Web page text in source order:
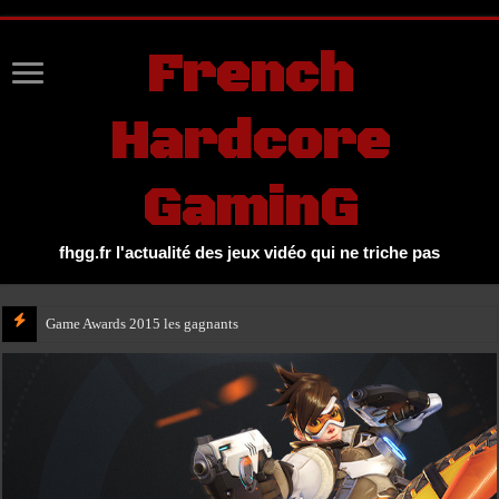
French
Hardcore
GaminG
fhgg.fr l'actualité des jeux vidéo qui ne triche pas
Carton rouge de